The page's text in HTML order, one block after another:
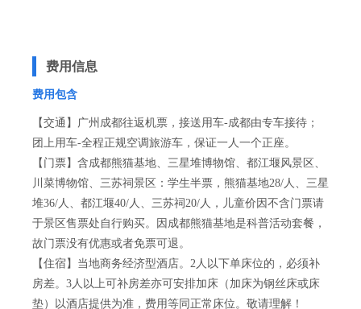
费用信息
费用包含
【交通】广州成都往返机票，接送用车-成都由专车接待；
团上用车-全程正规空调旅游车，保证一人一个正座。
【门票】含成都熊猫基地、三星堆博物馆、都江堰风景区、
川菜博物馆、三苏祠景区：学生半票，熊猫基地28/人、三星
堆36/人、都江堰40/人、三苏祠20/人，儿童价因不含门票请
于景区售票处自行购买。因成都熊猫基地是科普活动套餐，
故门票没有优惠或者免票可退。
【住宿】当地商务经济型酒店。2人以下单床位的，必须补
房差。3人以上可补房差亦可安排加床（加床为钢丝床或床
垫）以酒店提供为准，费用等同正常床位。敬请理解！